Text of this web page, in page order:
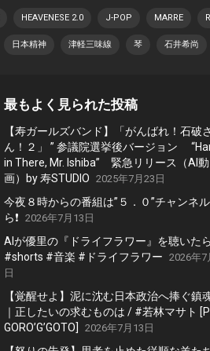
HEAVENESE 2.0 J-POP MARRE
日本精神 津軽三味線 琴 石井希尚
最もよく見られた投稿
【寿ガールズバンド】「がんばれ！石破さ
ん！２」 ” 参議院選挙後バージョン
in There, Mr. Ishiba” 緊急リリース（AI動
画）by 寿STUDIO 2025年7月23日
今夜８時からの番組は”５．０”チャンネ
ら❗️ 2026年7月13日
AIが優里の『ドライフラワー』を聴いた
#shorts #音楽 #ドライフラワー 2026年7
日
【覚醒せよ】泥に沈む日本政治へ捧ぐ鎮
｜正したいの求むものは / #若林マサト
GORO’G’GOTO]
2026年7月13日